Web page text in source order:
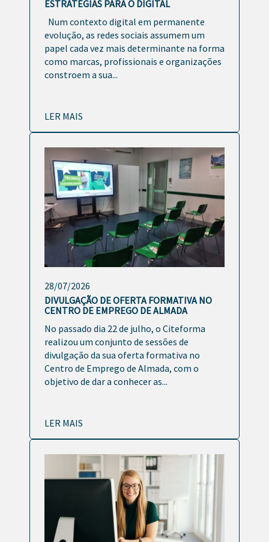
ESTRATÉGIAS PARA O DIGITAL
Num contexto digital em permanente
evolução, as redes sociais assumem um
papel cada vez mais determinante na forma
como marcas, profissionais e organizações
constroem a sua...
LER MAIS
28/07/2026
DIVULGAÇÃO DE OFERTA FORMATIVA NO
CENTRO DE EMPREGO DE ALMADA
No passado dia 22 de julho, o Citeforma
realizou um conjunto de sessões de
divulgação da sua oferta formativa no
Centro de Emprego de Almada, com o
objetivo de dar a conhecer as...
LER MAIS